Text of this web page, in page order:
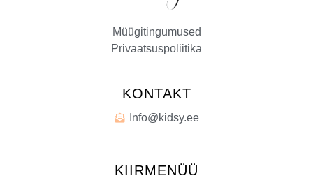
Müügitingumused
Privaatsuspoliitika
KONTAKT
Info@kidsy.ee
KIIRMENÜÜ